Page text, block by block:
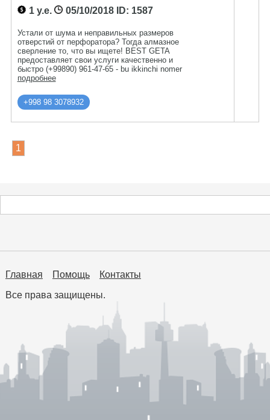
1 у.е. 05/10/2018ID: 1587
Устали от шума и неправильных размеров
отверстий от перфоратора? Тогда алмазное
сверление то, что вы ищете! BEST GETA
предоставляет свои услуги качественно и
быстро (+99890) 961-47-65 - bu ikkinchi nomer
подробнее
+998 98 3078932
1
Главная Помощь
Контакты
Все права защищены.